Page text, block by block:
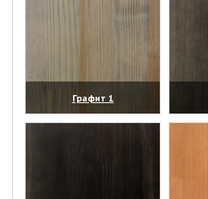
Графит 1
(увеличить)